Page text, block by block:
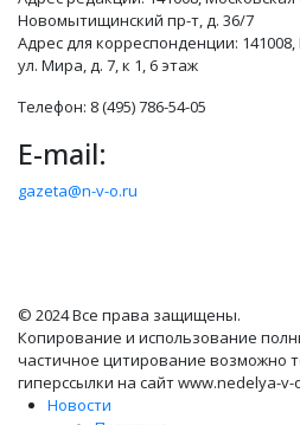
Новомытищинский пр-т, д. 36/7
Адрес для корреспонденции:
ул. Мира, д. 7, к 1, 6 этаж
Телефон: 8 (495) 786-54-05
E-mail:
gazeta@n-v-o.ru
© 2024 Все права защищены.
Копирование и использование
частичное цитирование возможно
гиперссылки на сайт www.nedelya-
Новости